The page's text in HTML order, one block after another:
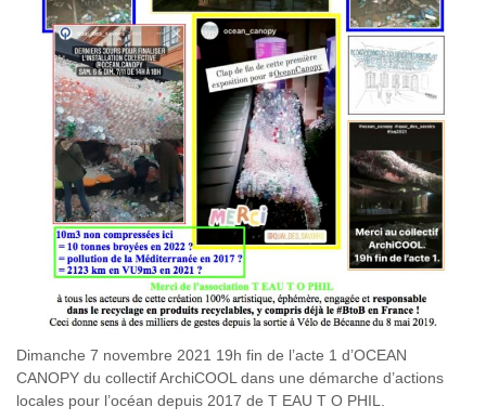
Dimanche 7 novembre 2021 19h fin de l’acte 1 d’OCEAN
CANOPY du collectif ArchiCOOL dans une démarche d’actions
locales pour l’océan depuis 2017 de T EAU T O PHIL.